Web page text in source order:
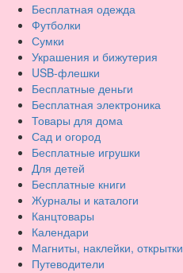
Бесплатная одежда
Футболки
Сумки
Украшения и бижутерия
USB-флешки
Бесплатные деньги
Бесплатная электроника
Товары для дома
Сад и огород
Бесплатные игрушки
Для детей
Бесплатные книги
Журналы и каталоги
Канцтовары
Календари
Магниты, наклейки, открытки
Путеводители